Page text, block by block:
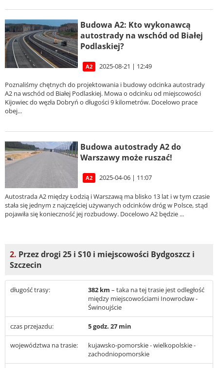
Budowa A2: Kto wykonawcą
autostrady na wschód od Białej
Podlaskiej?
A2 2025-08-21 | 12:49
Poznaliśmy chętnych do projektowania i budowy odcinka autostrady
A2 na wschód od Białej Podlaskiej. Mowa o odcinku od miejscowości
Kijowiec do węzła Dobryń o długości 9 kilometrów. Docelowo prace
obej...
Budowa autostrady A2 do
Warszawy może ruszać!
A2 2025-04-06 | 11:07
Autostrada A2 między Łodzią i Warszawą ma blisko 13 lat i w tym czasie
stała się jednym z najczęściej używanych odcinków dróg w Polsce, stąd
pojawiła się konieczność jej rozbudowy. Docelowo A2 będzie ...
2. Przez drogi 25 i S10 i miejscowości Bydgoszcz i
Szczecin
długość trasy: 382 km – taka na tej trasie jest odległość
między miejscowościami Inowrocław -
Świnoujście
czas przejazdu: 5 godz. 27 min
województwa na trasie:
kujawsko-pomorskie - wielkopolskie -
zachodniopomorskie